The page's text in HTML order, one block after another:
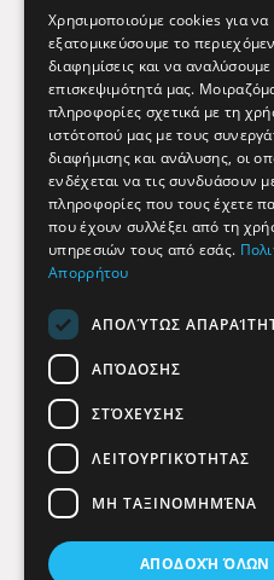
Όροι
Πολιτική
Social
Χρησιμοποιούμε cookies για να
εξατομικεύσουμε το
διαφημίσεις και να
επισκεψιμότητά μας.
πληροφορίες σχετικά με τη
ιστότοπού μας με τους
διαφήμισης και ανάλυσης, οι
ενδέχεται να τις συνδυάσουν
πληροφορίες που τους έχετε
που έχουν συλλέξει από τη
υπηρεσιών τους από εσάς.
Απορρήτου
ΑΠΟΛΎΤΩΣ
ΑΠΌΔΟΣΗΣ
ΣΤΌΧΕΥΣΗΣ
ΛΕΙΤΟΥΡΓΙΚΌΤΗΤΑΣ
ΜΗ ΤΑΞΙΝΟΜΗΜΈΝΑ
ΑΠΟΔΟΧΉ ΌΛΩΝ